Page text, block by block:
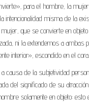
para el hombre, la
intencionalidad misma de la
que se convierte en
ni la extendemos a
interior», escondido en el
causa de la subjetividad
del significado de su
solamente en objeto: